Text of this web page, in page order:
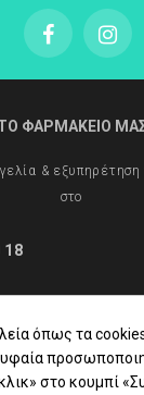
ΦΑΡΜΑΚΕΙΟ
&
στο
18
8:00 - 21:00
όπως τα
στο κουμπί